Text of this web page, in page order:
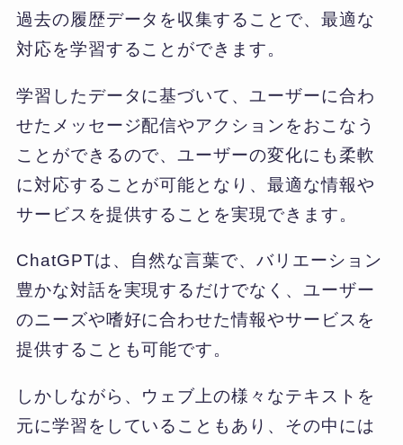
過去の履歴データを収集することで、最適な
対応を学習することができます。
学習したデータに基づいて、ユーザーに合わ
せたメッセージ配信やアクションをおこなう
ことができるので、ユーザーの変化にも柔軟
に対応することが可能となり、最適な情報や
サービスを提供することを実現できます。
ChatGPTは、自然な言葉で、バリエーション
豊かな対話を実現するだけでなく、ユーザー
のニーズや嗜好に合わせた情報やサービスを
提供することも可能です。
しかしながら、ウェブ上の様々なテキストを
元に学習をしていることもあり、その中には